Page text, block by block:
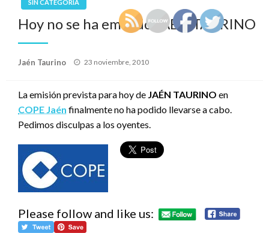
SIN CATEGORÍA
Hoy no se ha emitido JAÉN TAURINO
Jaén Taurino
Publicado
23 noviembre, 2010
La emisión prevista para hoy de JAÉN TAURINO en
COPE Jaén finalmente no ha podido llevarse a cabo.
Pedimos disculpas a los oyentes.
Please follow and like us: